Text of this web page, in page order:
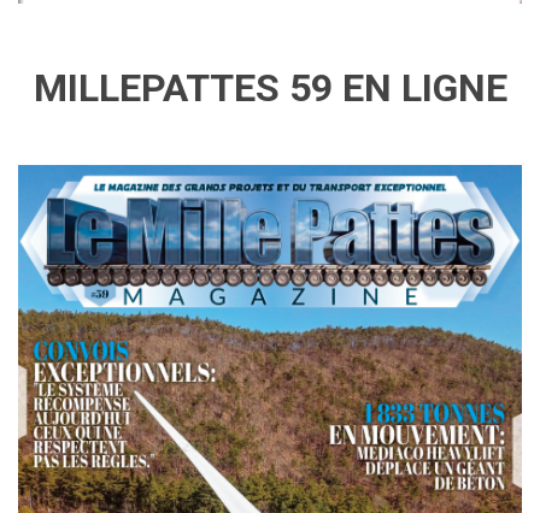
MILLEPATTES 59 EN LIGNE